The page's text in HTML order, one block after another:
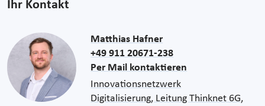
Ihr Kontakt
Matthias Hafner
+49 911 20671-238
Per Mail kontaktieren
Innovationsnetzwerk
Digitalisierung, Leitung Thinknet 6G,